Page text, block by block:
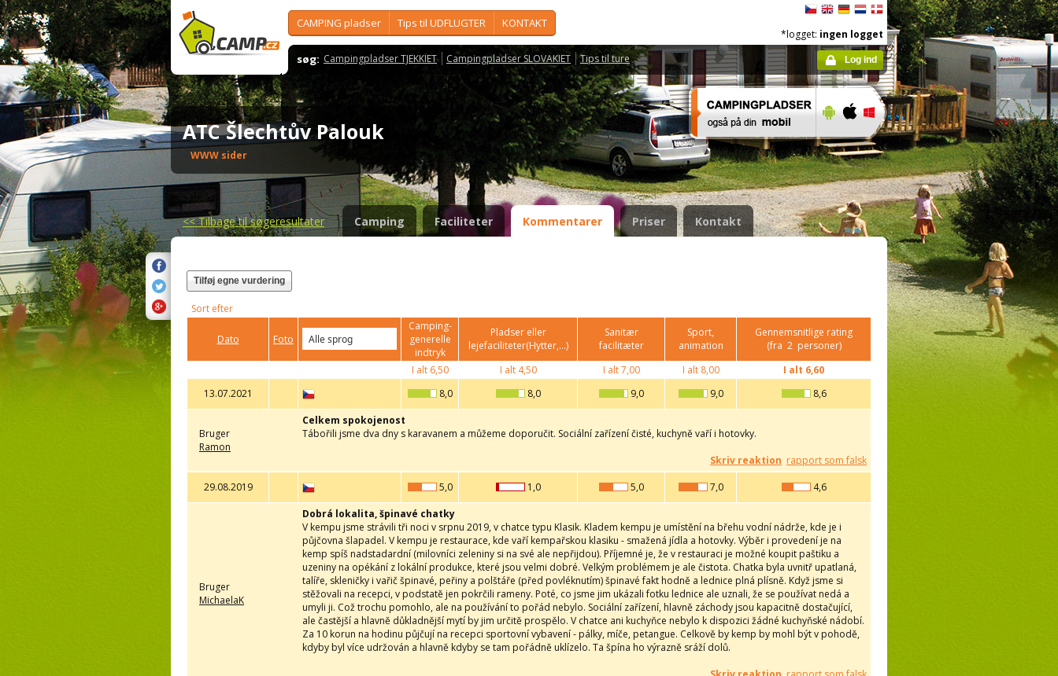
CAMPING pladser Tips til UDFLUGTER KONTAKT
søg: Campingpladser TJEKKIET Campingpladser SLOVAKIET Tips til ture
*logget: ingen logget
Log ind
ATC Šlechtův Palouk
WWW sider
<<Tilbage til søgeresultater Camping Faciliteter Kommentarer Priser Kontakt
Tilføj egne vurdering
Sort efter
Dato Foto
Camping-
generelle
indtryk
Pladser eller
lejefaciliteter(Hytter,...)
Sanitær
facilitæter
Sport,
animation
Gennemsnitlige rating
(fra 2 personer)
I alt6,50 I alt4,50 I alt7,00 I alt8,00 I alt 6,60
13.07.2021
8,0 8,0 9,0 9,0 8,6
Bruger
Ramon
Celkem spokojenost
Tábořili jsme dva dny s karavanem a můžeme doporučit. Sociální zařízení čisté, kuchyně vaří i hotovky.
Skriv reaktion rapport som falsk
29.08.2019
5,0 1,0 5,0 7,0 4,6
Bruger
MichaelaK
Dobrá lokalita, špinavé chatky
V kempu jsme strávili tři noci v srpnu 2019, v chatce typu Klasik. Kladem kempu je umístění na břehu vodní nádrže, kde je i
půjčovna šlapadel. V kempu je restaurace, kde vaří kempařskou klasiku - smažená jídla a hotovky. Výběr i provedení je na
kemp spíš nadstadardní (milovníci zeleniny si na své ale nepřijdou). Příjemné je, že v restauraci je možné koupit paštiku a
uzeniny na opékání z lokální produkce, které jsou velmi dobré. Velkým problémem je ale čistota. Chatka byla uvnitř upatlaná,
talíře, skleničky i vařič špinavé, peřiny a polštáře (před povléknutím) špinavé fakt hodně a lednice plná plísně. Když jsme si
stěžovali na recepci, v podstatě jen pokrčili rameny. Poté, co jsme jim ukázali fotku lednice ale uznali, že se používat nedá a
umyli ji. Což trochu pomohlo, ale na používání to pořád nebylo. Sociální zařízení, hlavně záchody jsou kapacitně dostačující,
ale častější a hlavně důkladnější mytí by jim určitě prospělo. V chatce ani kuchyňce nebylo k dispozici žádné kuchyňské nádobí.
Za 10 korun na hodinu půjčují na recepci sportovní vybavení - pálky, míče, petangue. Celkově by kemp by mohl být v pohodě,
kdyby byl více udržován a hlavně kdyby se tam pořádně uklízelo. Ta špína ho výrazně sráží dolů.